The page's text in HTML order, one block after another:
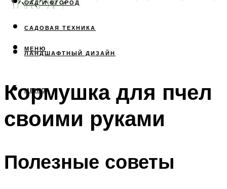
САД И ОГОРОД
САДОВАЯ ТЕХНИКА
ЛАНДШАФТНЫЙ ДИЗАЙН
МЕНЮ
МЕНЮ
Кормушка для пчел
своими руками
Полезные советы